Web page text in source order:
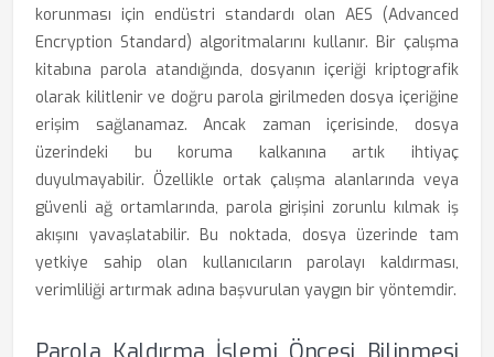
korunması için endüstri standardı olan AES (Advanced
Encryption Standard) algoritmalarını kullanır. Bir çalışma
kitabına parola atandığında, dosyanın içeriği kriptografik
olarak kilitlenir ve doğru parola girilmeden dosya içeriğine
erişim sağlanamaz. Ancak zaman içerisinde, dosya
üzerindeki bu koruma kalkanına artık ihtiyaç
duyulmayabilir. Özellikle ortak çalışma alanlarında veya
güvenli ağ ortamlarında, parola girişini zorunlu kılmak iş
akışını yavaşlatabilir. Bu noktada, dosya üzerinde tam
yetkiye sahip olan kullanıcıların parolayı kaldırması,
verimliliği artırmak adına başvurulan yaygın bir yöntemdir.